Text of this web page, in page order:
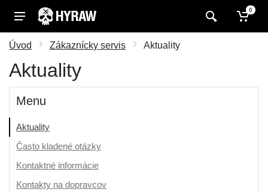
0
Úvod Zákaznícky servis Aktuality
Aktuality
Menu
Aktuality
Často kladené otázky
Kontaktné informácie
Kontakty na dopravcov